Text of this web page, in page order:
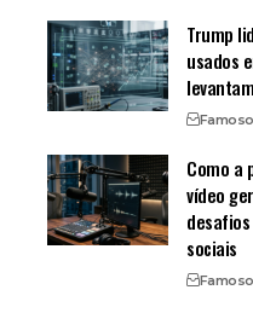
Trump
usados
Como a
vídeo
sociais